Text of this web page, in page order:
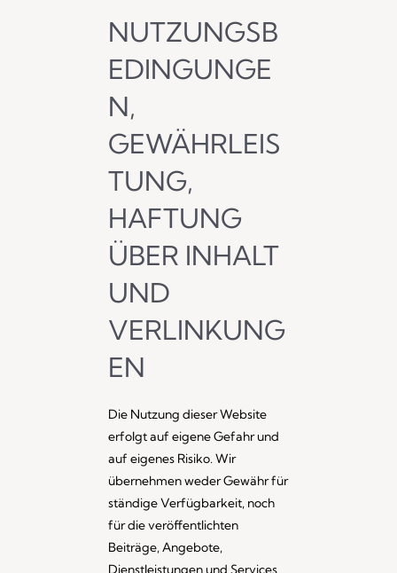
NUTZUNGSB
EDINGUNGE
N,
GEWÄHRLEIS
TUNG,
HAFTUNG
ÜBER INHALT
UND
VERLINKUNG
EN
Die Nutzung dieser Website
erfolgt auf eigene Gefahr und
auf eigenes Risiko. Wir
übernehmen weder Gewähr für
ständige Verfügbarkeit, noch
für die veröffentlichten
Beiträge, Angebote,
Dienstleistungen und Services